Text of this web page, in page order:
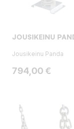
JOUSIKEINU
Jousikeinu Panda
Hinta
794,00 €